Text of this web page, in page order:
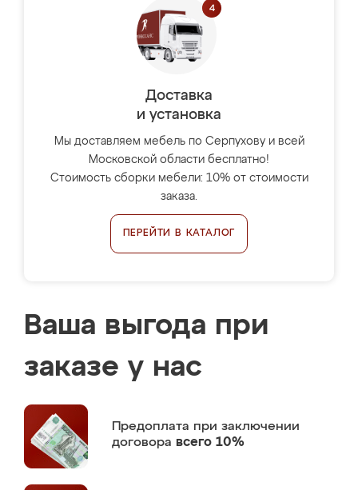
Доставка
и установка
Мы доставляем мебель по Серпухову и всей
Московской области бесплатно!
Стоимость сборки мебели: 10% от стоимости
заказа.
ПЕРЕЙТИ В КАТАЛОГ
Ваша выгода при
заказе у нас
Предоплата при заключении
договора всего 10%